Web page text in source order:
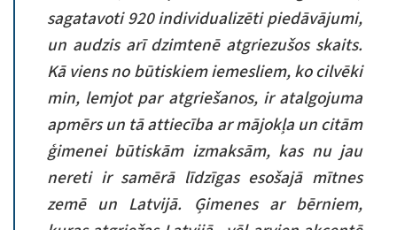
sagatavoti 920 individualizēti piedāvājumi,
un audzis arī dzimtenē atgriezušos skaits.
Kā viens no būtiskiem iemesliem, ko cilvēki
min, lemjot par atgriešanos, ir atalgojuma
apmērs un tā attiecība ar mājokļa un citām
ģimenei būtiskām izmaksām, kas nu jau
nereti ir samērā līdzīgas esošajā mītnes
zemē un Latvijā. Ģimenes ar bērniem,